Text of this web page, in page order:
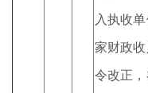
入执收
家财政
令改正